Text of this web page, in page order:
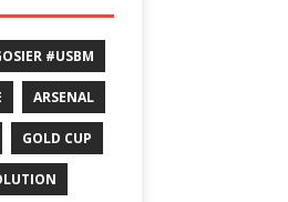
#USBM
ARSENAL
GOLD CUP